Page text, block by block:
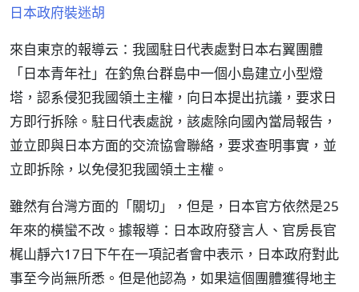
日本政府裝迷胡
來自東京的報導云：我國駐日代表處對日本右翼團體
「日本青年社」在釣魚台群島中一個小島建立小型燈
塔，認系侵犯我國領土主權，向日本提出抗議，要求日
方即行拆除。駐日代表處說，該處除向國內當局報告，
並立即與日本方面的交流協會聯絡，要求查明事實，並
立即拆除，以免侵犯我國領土主權。
雖然有台灣方面的「關切」，但是，日本官方依然是25
年來的橫蠻不改。據報導：日本政府發言人、官房長官
梶山靜六17日下午在一項記者會中表示，日本政府對此
事至今尚無所悉。但是他認為，如果這個團體獲得地主